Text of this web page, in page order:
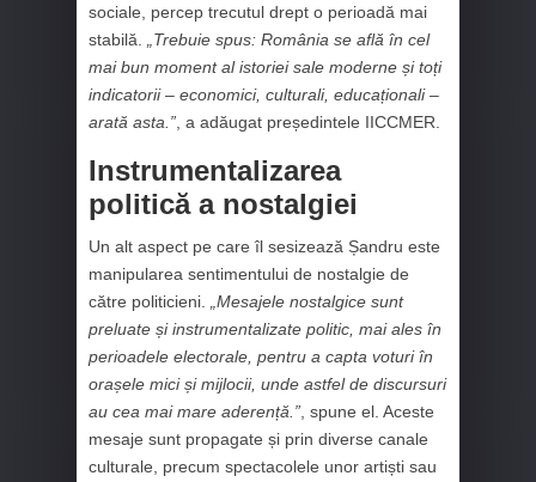
sociale, percep trecutul drept o perioadă mai
stabilă.
„Trebuie spus: România se află în cel
mai bun moment al istoriei sale moderne și toți
indicatorii – economici, culturali, educaționali –
arată asta.” , a adăugat președintele IICCMER.
Instrumentalizarea
politică a nostalgiei
Un alt aspect pe care îl sesizează Șandru este
manipularea sentimentului de nostalgie de
către politicieni.
„Mesajele nostalgice sunt
preluate și instrumentalizate politic, mai ales în
perioadele electorale, pentru a capta voturi în
orașele mici și mijlocii, unde astfel de discursuri
au cea mai mare aderență.” , spune el. Aceste
mesaje sunt propagate și prin diverse canale
culturale, precum spectacolele unor artiști sau